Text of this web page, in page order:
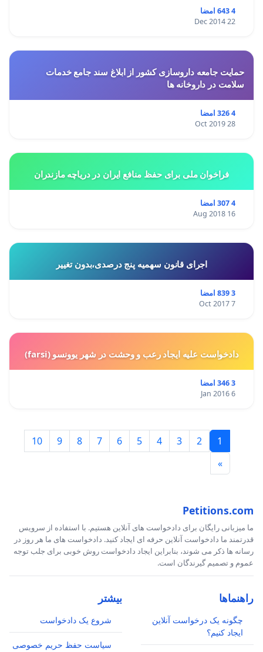
4 643 امضا
22 Dec 2014
حمایت جامعه داروسازی کشور از ابلاغ سند جامع خدمات
سلامت در داروخانه ها
4 326 امضا
28 Oct 2019
فراخوان ملی برای حفظ منافع ایران در دریاچه مازندران
4 307 امضا
16 Aug 2018
اجرای قانون سهمیه پنج درصدی،بدون تغییر
3 839 امضا
7 Oct 2017
دادخواست علیه ایجاد رعب و وحشت در شهر یوونسو (farsi)
3 346 امضا
6 Jan 2016
1
2
3
4
5
6
7
8
9
10
»
Petitions.com
ما میزبانی رایگان برای دادخواست های آنلاین هستیم. با استفاده از سرویس
قدرتمند ما دادخواست آنلاین حرفه ای ایجاد کنید. دادخواست های ما هر روز در
رسانه ها ذکر می شوند، بنابراین ایجاد دادخواست روش خوبی برای جلب توجه
عموم و تصمیم گیرندگان است.
راهنماها
چگونه یک درخواست آنلاین
ایجاد کنیم؟
بیشتر
شروع یک دادخواست
سیاست حفظ حریم خصوصی